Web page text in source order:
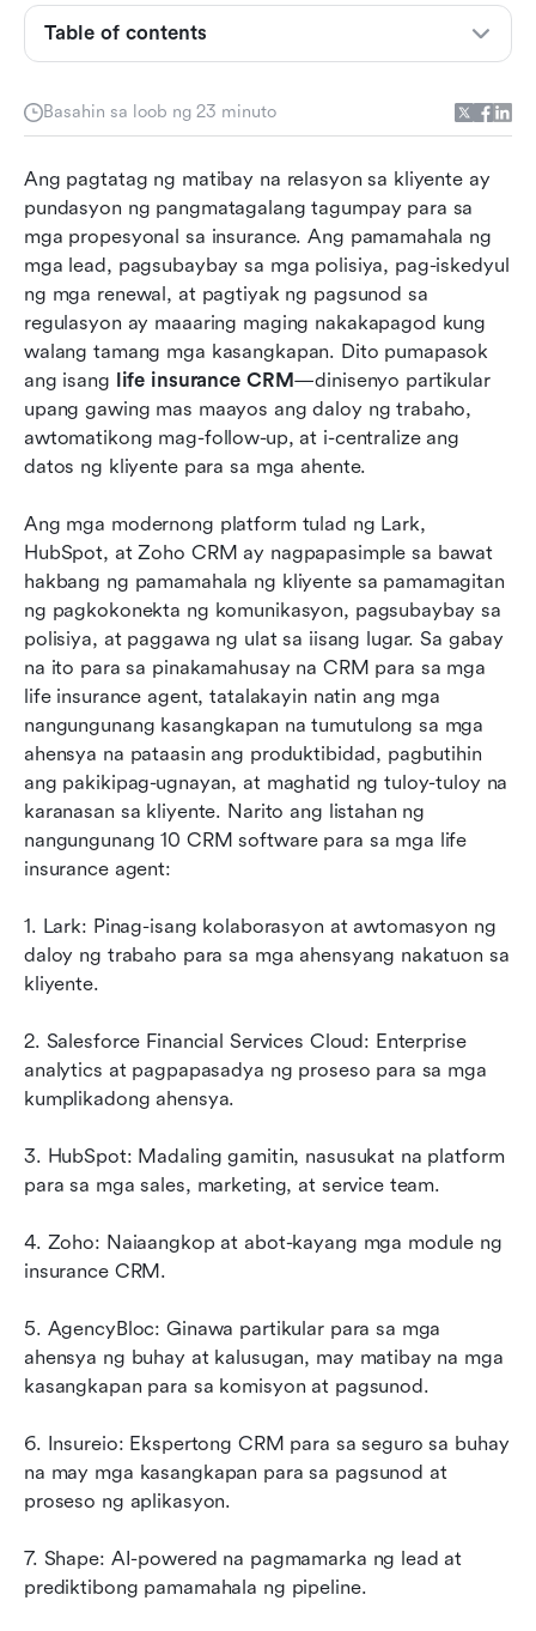
Basahin sa loob ng 23 minuto
Ang pagtatag ng matibay na relasyon sa kliyente ay
pundasyon ng pangmatagalang tagumpay para sa
mga propesyonal sa insurance. Ang pamamahala ng
mga lead, pagsubaybay sa mga polisiya, pag-iskedyul
ng mga renewal, at pagtiyak ng pagsunod sa
regulasyon ay maaaring maging nakakapagod kung
walang tamang mga kasangkapan. Dito pumapasok
ang isang life insurance CRM—dinisenyo partikular
upang gawing mas maayos ang daloy ng trabaho,
awtomatikong mag-follow-up, at i-centralize ang
datos ng kliyente para sa mga ahente.
Ang mga modernong platform tulad ng Lark,
HubSpot, at Zoho CRM ay nagpapasimple sa bawat
hakbang ng pamamahala ng kliyente sa pamamagitan
ng pagkokonekta ng komunikasyon, pagsubaybay sa
polisiya, at paggawa ng ulat sa iisang lugar. Sa gabay
na ito para sa pinakamahusay na CRM para sa mga
life insurance agent, tatalakayin natin ang mga
nangungunang kasangkapan na tumutulong sa mga
ahensya na pataasin ang produktibidad, pagbutihin
ang pakikipag-ugnayan, at maghatid ng tuloy-tuloy na
karanasan sa kliyente. Narito ang listahan ng
nangungunang 10 CRM software para sa mga life
insurance agent:
1. Lark: Pinag-isang kolaborasyon at awtomasyon ng
daloy ng trabaho para sa mga ahensyang nakatuon sa
kliyente.
2. Salesforce Financial Services Cloud: Enterprise
analytics at pagpapasadya ng proseso para sa mga
kumplikadong ahensya.
3. HubSpot: Madaling gamitin, nasusukat na platform
para sa mga sales, marketing, at service team.
4. Zoho: Naiaangkop at abot-kayang mga module ng
insurance CRM.
5. AgencyBloc: Ginawa partikular para sa mga
ahensya ng buhay at kalusugan, may matibay na mga
kasangkapan para sa komisyon at pagsunod.
6. Insureio: Ekspertong CRM para sa seguro sa buhay
na may mga kasangkapan para sa pagsunod at
proseso ng aplikasyon.
7. Shape: AI-powered na pagmamarka ng lead at
prediktibong pamamahala ng pipeline.
Table of contents
Ano ang life insurance CRM?
ng CRM na nakatuon sa industriya
Nangungunang 10 life insurance CRM platform:
Detalyadong pagsusuri
Paano pumili ng perpektong CRM para sa mga
ahensya ng seguro sa buhay
Mga pangunahing hamon para sa mga ahente
ng life insurance
CRM ng insurance sa buhay kumpara sa AMS:
Ano ba talaga ang kailangan mo?
Konklusyon
Mga Madalas Itanong
Kaugnay na pagbabasa